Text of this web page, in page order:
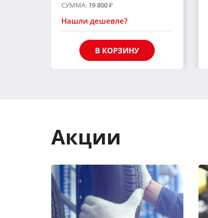
СУММА: 19 800₽
Нашли дешевле?
В КОРЗИНУ
Акции